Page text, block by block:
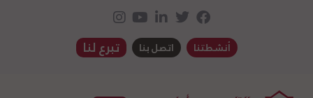
أنشطتنا اتصل بنا تبرع لنا